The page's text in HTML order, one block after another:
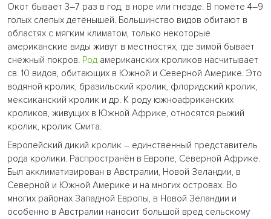
Окот бывает 3–7 раз в год, в норе или гнезде. В помёте 4–9
голых слепых детёнышей. Большинство видов обитают в
областях с мягким климатом, только некоторые
американские виды живут в местностях, где зимой бывает
снежный покров. Род американских кроликов насчитывает
св. 10 видов, обитающих в Южной и Северной Америке. Это
водяной кролик, бразильский кролик, флоридский кролик,
мексиканский кролик и др. К роду южноафриканских
кроликов, живущих в Южной Африке, относятся рыжий
кролик, кролик Смита.
Европейский дикий кролик – единственный представитель
рода кролики. Распространён в Европе, Северной Африке.
Был акклиматизирован в Австралии, Новой Зеландии, в
Северной и Южной Америке и на многих островах. Во
многих районах Западной Европы, в Новой Зеландии и
особенно в Австралии наносит большой вред сельскому